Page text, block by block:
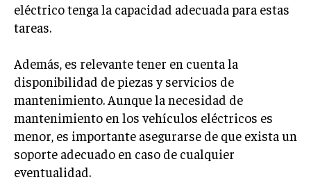
eléctrico tenga la capacidad adecuada para estas
tareas.
Además, es relevante tener en cuenta la
disponibilidad de piezas y servicios de
mantenimiento. Aunque la necesidad de
mantenimiento en los vehículos eléctricos es
menor, es importante asegurarse de que exista un
soporte adecuado en caso de cualquier
eventualidad.